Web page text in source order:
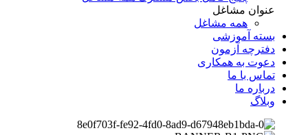
عنوان مشاغل
همه مشاغل
بسته آموزشی
دفترچه آزمون
دعوت به همکاری
تماس با ما
درباره ما
وبلاگ